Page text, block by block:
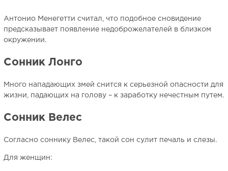
Антонио Менегетти считал, что подобное сновидение
предсказывает появление недоброжелателей в близком
окружении.
Сонник Лонго
Много нападающих змей снится к серьезной опасности для
жизни, падающих на голову – к заработку нечестным путем.
Сонник Велес
Согласно соннику Велес, такой сон сулит печаль и слезы.
Для женщин: